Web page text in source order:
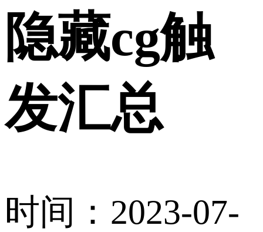
隐藏cg触
发汇总
时间：2023-07-